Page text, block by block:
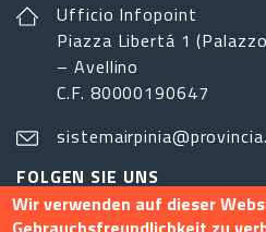
Ufficio Infopoint
Piazza Libertá 1
– Avellino
C.F. 80000190647
FOLGEN SIE UNS
Wir verwenden auf dieser